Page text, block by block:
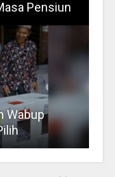
Pensiun
Wabup